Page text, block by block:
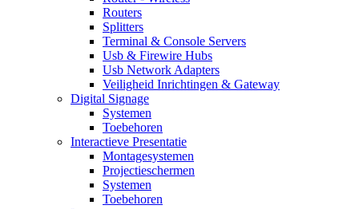
Routers
Splitters
Terminal & Console Servers
Usb & Firewire Hubs
Usb Network Adapters
Veiligheid Inrichtingen & Gateway
Digital Signage
Systemen
Toebehoren
Interactieve Presentatie
Montagesystemen
Projectieschermen
Systemen
Toebehoren